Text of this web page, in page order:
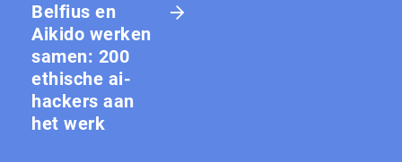
Belfius en
Aikido werken
samen: 200
ethische ai-
hackers aan
het werk